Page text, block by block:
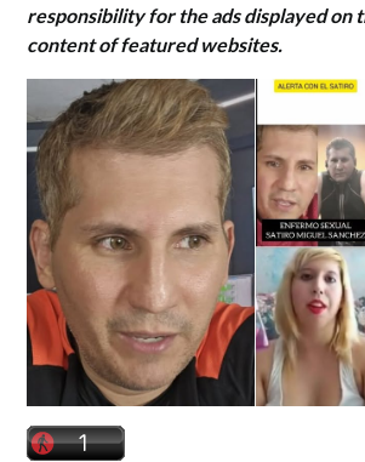
responsibility for the ads displayed on
content of featured websites.